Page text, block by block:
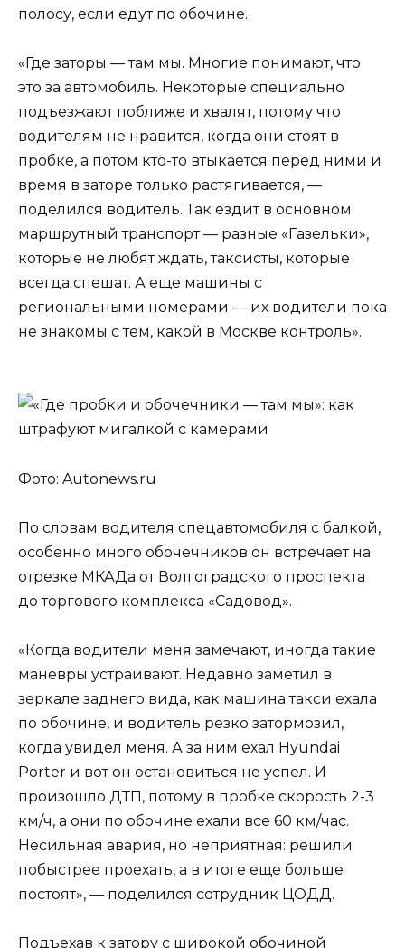
полосу, если едут по обочине.
«Где заторы — там мы. Многие понимают, что
это за автомобиль. Некоторые специально
подъезжают поближе и хвалят, потому что
водителям не нравится, когда они стоят в
пробке, а потом кто-то втыкается перед ними и
время в заторе только растягивается, —
поделился водитель. Так ездит в основном
маршрутный транспорт — разные «Газельки»,
которые не любят ждать, таксисты, которые
всегда спешат. А еще машины с
региональными номерами — их водители пока
не знакомы с тем, какой в Москве контроль».
Фото: Autonews.ru
По словам водителя спецавтомобиля с балкой,
особенно много обочечников он встречает на
отрезке МКАДа от Волгоградского проспекта
до торгового комплекса «Садовод».
«Когда водители меня замечают, иногда такие
маневры устраивают. Недавно заметил в
зеркале заднего вида, как машина такси ехала
по обочине, и водитель резко затормозил,
когда увидел меня. А за ним ехал Hyundai
Porter и вот он остановиться не успел. И
произошло ДТП, потому в пробке скорость 2-3
км/ч, а они по обочине ехали все 60 км/час.
Несильная авария, но неприятная: решили
побыстрее проехать, а в итоге еще больше
постоят», — поделился сотрудник ЦОДД.
Подъехав к затору с широкой обочиной